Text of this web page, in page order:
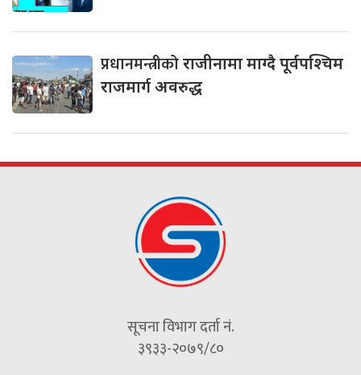
प्रधानमन्त्रीकोराजीनामा माग्दै पूर्वपश्चिम
राजमार्ग अवरुद्ध
सूचना विभाग दर्ता नं.
३९३३-२०७९/८०